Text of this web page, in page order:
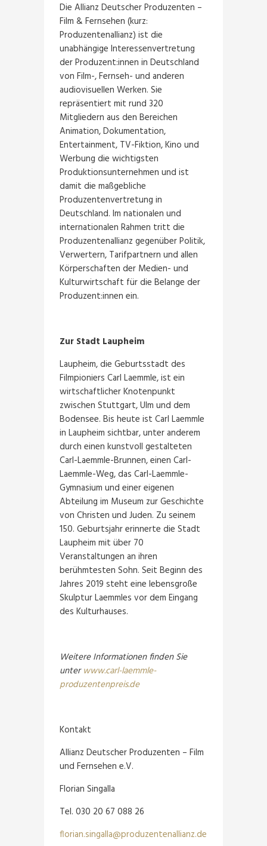
Die Allianz Deutscher Produzenten –
Film & Fernsehen (kurz:
Produzentenallianz) ist die
unabhängige Interessenvertretung
der Produzent:innen in Deutschland
von Film-, Fernseh- und anderen
audiovisuellen Werken. Sie
repräsentiert mit rund 320
Mitgliedern aus den Bereichen
Animation, Dokumentation,
Entertainment, TV-Fiktion, Kino und
Werbung die wichtigsten
Produktionsunternehmen und ist
damit die maßgebliche
Produzentenvertretung in
Deutschland. Im nationalen und
internationalen Rahmen tritt die
Produzentenallianz gegenüber Politik,
Verwertern, Tarifpartnern und allen
Körperschaften der Medien- und
Kulturwirtschaft für die Belange der
Produzent:innen ein.
Zur Stadt Laupheim
Laupheim, die Geburtsstadt des
Filmpioniers Carl Laemmle, ist ein
wirtschaftlicher Knotenpunkt
zwischen Stuttgart, Ulm und dem
Bodensee. Bis heute ist Carl Laemmle
in Laupheim sichtbar, unter anderem
durch einen kunstvoll gestalteten
Carl-Laemmle-Brunnen, einen Carl-
Laemmle-Weg, das Carl-Laemmle-
Gymnasium und einer eigenen
Abteilung im Museum zur Geschichte
von Christen und Juden. Zu seinem
150. Geburtsjahr erinnerte die Stadt
Laupheim mit über 70
Veranstaltungen an ihren
berühmtesten Sohn. Seit Beginn des
Jahres 2019 steht eine lebensgroße
Skulptur Laemmles vor dem Eingang
des Kulturhauses.
Weitere Informationen finden Sie
unterwww.carl-laemmle-
produzentenpreis.de
Kontakt
Allianz Deutscher Produzenten – Film
und Fernsehen e.V.
Florian Singalla
Tel. 030 20 67 088 26
florian.singalla@produzentenallianz.de